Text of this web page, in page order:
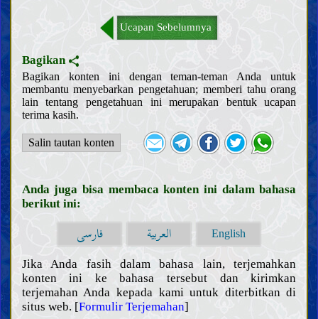
Ucapan Sebelumnya
Bagikan
Bagikan konten ini dengan teman-teman Anda untuk
membantu menyebarkan pengetahuan; memberi tahu orang
lain tentang pengetahuan ini merupakan bentuk ucapan
terima kasih.
Salin tautan konten
Anda juga bisa membaca konten ini dalam bahasa
berikut ini:
فارسی العربية English
Jika Anda fasih dalam bahasa lain, terjemahkan
konten ini ke bahasa tersebut dan kirimkan
terjemahan Anda kepada kami untuk diterbitkan di
situs web. [Formulir Terjemahan]
Pendahuluan
Akal
Pengetahuan
Makna pengetahuan dan kewajiban untuk memperolehnya